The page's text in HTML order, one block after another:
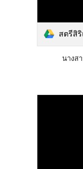
สตรีสิริเก
นางส